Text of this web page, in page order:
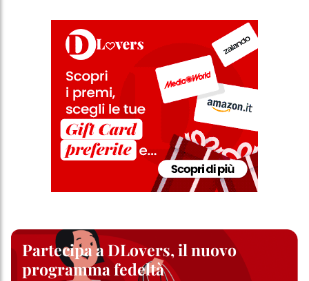
Partecipa a DLovers, il nuovo
programma fedeltà